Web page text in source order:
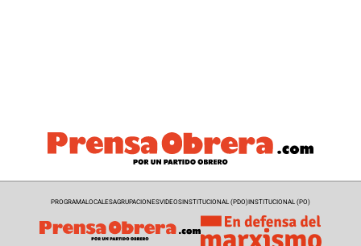
PROGRAMALOCALESAGRUPACIONESVIDEOSINSTITUCIONAL (PDO)INSTITUCIONAL (PO)